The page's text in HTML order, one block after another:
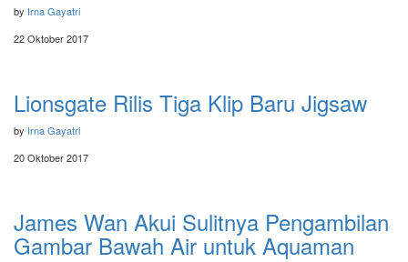
by Irna Gayatri
22 Oktober 2017
Lionsgate Rilis Tiga Klip Baru Jigsaw
by Irna Gayatri
20 Oktober 2017
James Wan Akui Sulitnya Pengambilan
Gambar Bawah Air untuk Aquaman